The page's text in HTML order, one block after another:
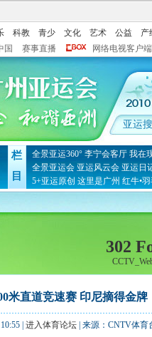
科教 青少 文化 艺术 公益 产
国 赛事直播 网络电视客户端
栏
目
全景亚运360° 李宁会客厅 我在
全景亚运会 亚运风云会 亚运日
5+亚运原创 这里是广州 红牛•
302
米直道竞速赛 印尼摘得金牌
| 进入体育论坛| 来源：CNTV体育